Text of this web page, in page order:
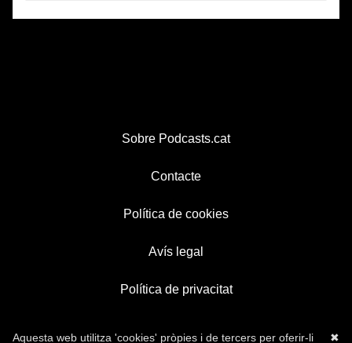
Sobre Podcasts.cat
Contacte
Política de cookies
Avís legal
Política de privacitat
✖
Aquesta web utilitza 'cookies' pròpies i de tercers per oferir-li